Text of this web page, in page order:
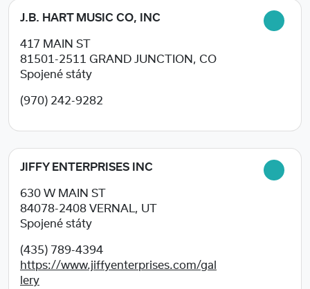
J.B. HART MUSIC CO, INC
417 MAIN ST
81501-2511 GRAND JUNCTION, CO
Spojené státy
(970) 242-9282
JIFFY ENTERPRISES INC
630 W MAIN ST
84078-2408 VERNAL, UT
Spojené státy
(435) 789-4394
https://www.jiffyenterprises.com/gal
lery